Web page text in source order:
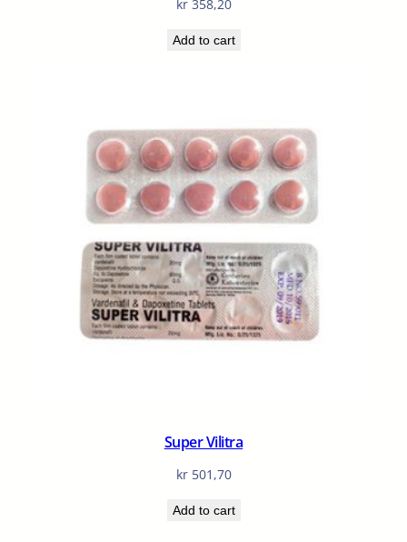
kr358,20
Add to cart
Super Vilitra
kr501,70
Add to cart